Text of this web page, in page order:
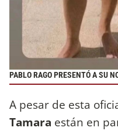
PABLO RAGO PRESENTÓ A SU
A pesar de esta
Tamara están en